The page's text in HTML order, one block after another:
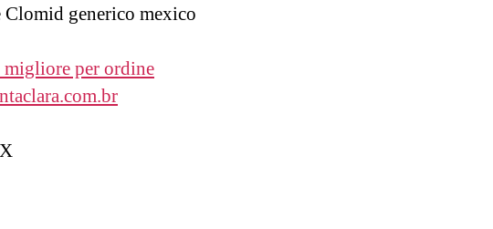
Clomid generico mexico
per ordine